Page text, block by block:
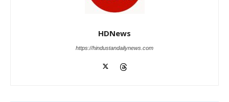
HDNews
https://hindustandailynews.com